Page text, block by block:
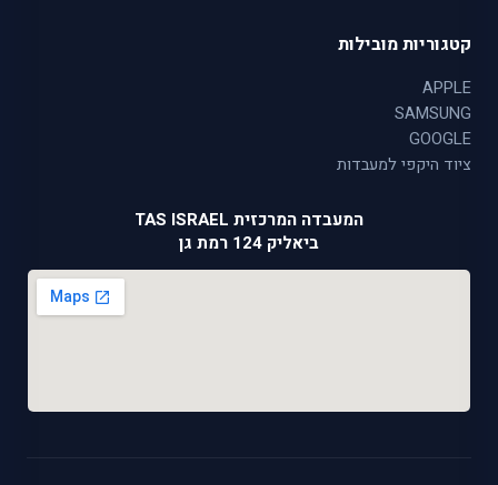
קטגוריות מובילות
APPLE
SAMSUNG
GOOGLE
ציוד היקפי למעבדות
המעבדה המרכזית TAS ISRAEL
ביאליק 124 רמת גן